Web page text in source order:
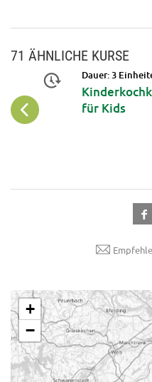
71 ÄHNLICHE KURSE
Dauer: 3
für Kids
+
−